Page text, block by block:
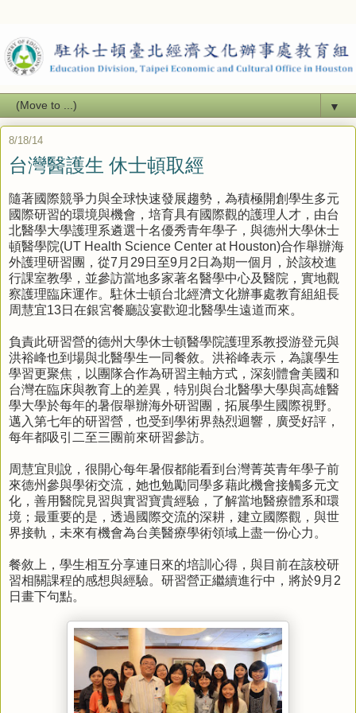
▼
8/18/14
台灣醫護生 休士頓取經
隨著國際競爭力與全球快速發展趨勢，為積極開創學生多元
國際研習的環境與機會，培育具有國際觀的護理人才，由台
北醫學大學護理系遴選十名優秀青年學子，與德州大學休士
頓醫學院(UT Health Science Center at Houston)合作舉辦海
外護理研習團，從7月29日至9月2日為期一個月，於該校進
行課室教學，並參訪當地多家著名醫學中心及醫院，實地觀
察護理臨床運作。駐休士頓台北經濟文化辦事處教育組組長
周慧宜13日在銀宮餐廳設宴歡迎北醫學生遠道而來。
負責此研習營的德州大學休士頓醫學院護理系教授游登元與
洪裕峰也到場與北醫學生一同餐敘。洪裕峰表示，為讓學生
學習更聚焦，以團隊合作為研習主軸方式，深刻體會美國和
台灣在臨床與教育上的差異，特別與台北醫學大學與高雄醫
學大學於每年的暑假舉辦海外研習團，拓展學生國際視野。
邁入第七年的研習營，也受到學術界熱烈迴響，廣受好評，
每年都吸引二至三團前來研習參訪。
周慧宜則說，很開心每年暑假都能看到台灣菁英青年學子前
來德州參與學術交流，她也勉勵同學多藉此機會接觸多元文
化，善用醫院見習與實習寶貴經驗，了解當地醫療體系和環
境；最重要的是，透過國際交流的深耕，建立國際觀，與世
界接軌，未來有機會為台美醫療學術領域上盡一份心力。
餐敘上，學生相互分享連日來的培訓心得，與目前在該校研
習相關課程的感想與經驗。研習營正繼續進行中，將於9月2
日畫下句點。